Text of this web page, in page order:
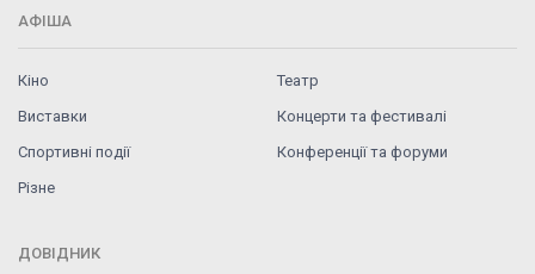
АФІША
Кіно
Театр
Виставки
Концерти та фестивалі
Спортивні події
Конференції та форуми
Різне
ДОВІДНИК